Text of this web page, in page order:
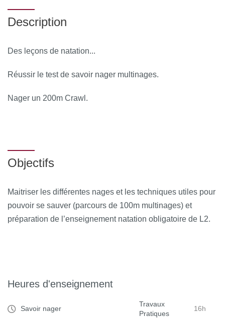
Description
Des leçons de natation...
Réussir le test de savoir nager multinages.
Nager un 200m Crawl.
Objectifs
Maitriser les différentes nages et les techniques utiles pour
pouvoir se sauver (parcours de 100m multinages) et
préparation de l’enseignement natation obligatoire de L2.
Heures d'enseignement
Savoir nager
Travaux
Pratiques
16h